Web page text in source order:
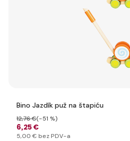
Bino Jazdík puž na štapiću
6,25 €
12,76 €(-51 %)
5,00 € bez PDV-a